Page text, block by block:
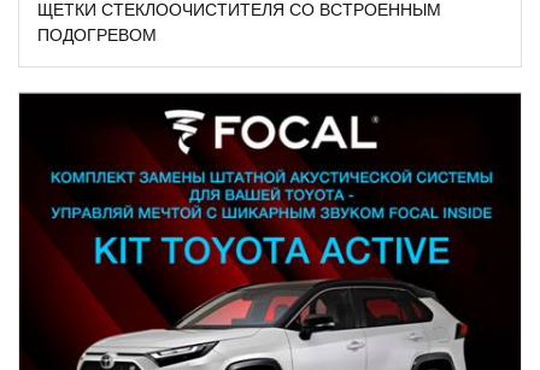
ЩЕТКИ СТЕКЛООЧИСТИТЕЛЯ СО ВСТРОЕННЫМ
ПОДОГРЕВОМ